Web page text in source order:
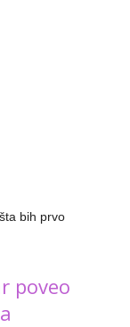
bih prvo
poveo